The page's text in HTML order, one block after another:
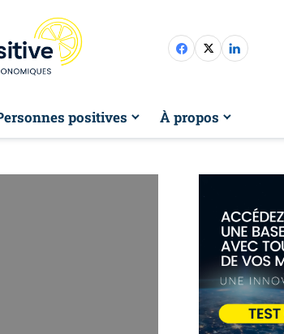
positives À propos